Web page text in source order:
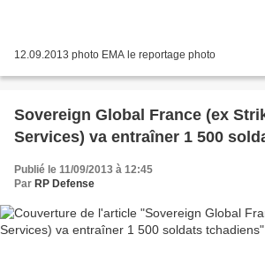
12.09.2013 photo EMA le reportage photo
Sovereign Global France (ex
Services) va entraîner 1 500
Publié le 11/09/2013 à 12:45
Par RP Defense